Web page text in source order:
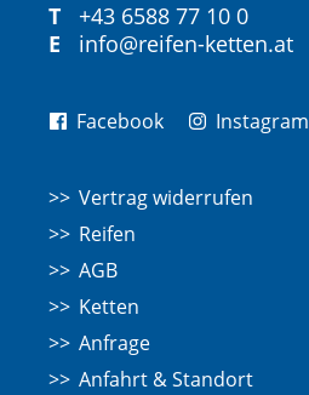
T
+43 6588 77 10 0
E
info@reifen-ketten.at
Facebook Instagram
Vertrag widerrufen
Reifen
AGB
Ketten
Anfrage
Anfahrt & Standort